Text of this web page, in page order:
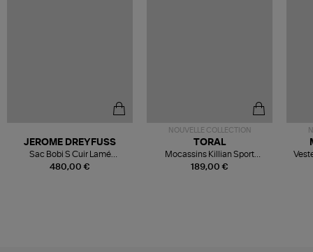
480,00 €
JEROME DREYFUSS
Sac Bobi S Cuir Lamé
Champagne
NOUVELLE COLLECTION
189,00 €
TORAL
Mocassins Killian Sport
Mousse